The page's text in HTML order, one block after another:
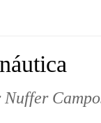
Nuffer